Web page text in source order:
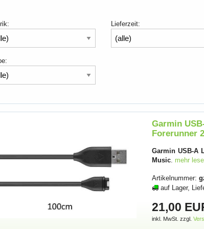
Lieferzeit:
Garmin
Forerunner
Garmin USB-A
Music. mehr
Artikelnummer:
auf Lager,
21,00
inkl. MwSt. zzgl.